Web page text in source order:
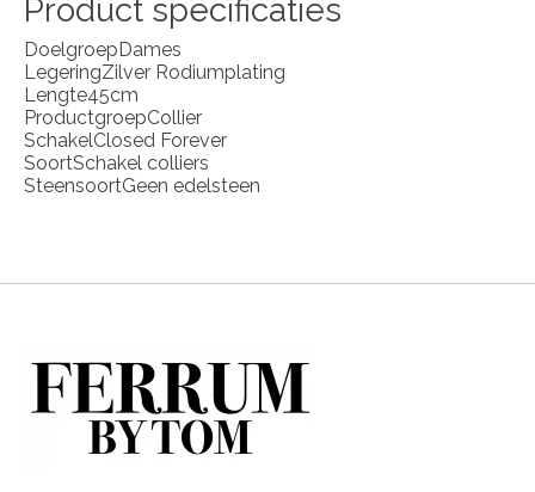
Product specificaties
Doelgroep Dames
LegeringZilver Rodiumplating
Lengte45cm
ProductgroepCollier
SchakelClosed Forever
SoortSchakel colliers
SteensoortGeen edelsteen